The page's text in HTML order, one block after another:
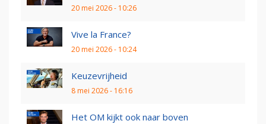
20 mei 2026 - 10:26
Vive la France?
20 mei 2026 - 10:24
Keuzevrijheid
8 mei 2026 - 16:16
Het OM kijkt ook naar boven